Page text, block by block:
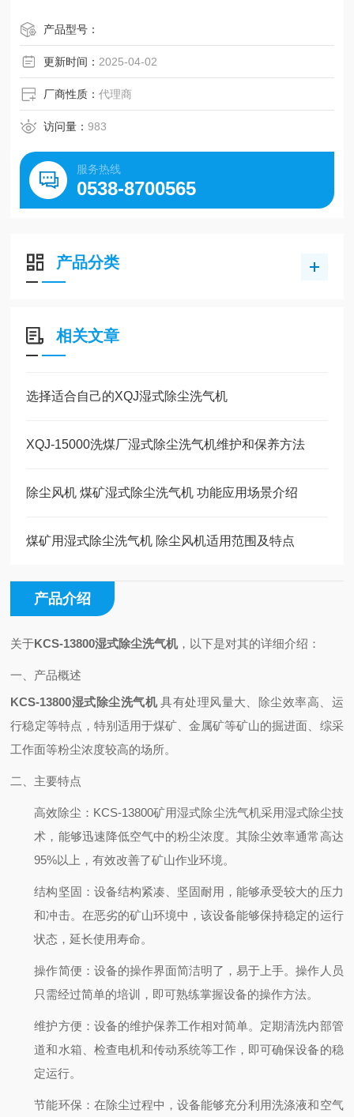
产品型号：
更新时间： 2025-04-02
厂商性质：代理商
访问量：983
服务热线
0538-8700565
产品分类
相关文章
选择适合自己的XQJ湿式除尘洗气机
XQJ-15000洗煤厂湿式除尘洗气机维护和保养方法
除尘风机 煤矿湿式除尘洗气机 功能应用场景介绍
煤矿用湿式除尘洗气机 除尘风机适用范围及特点
产品介绍
关于KCS-13800湿式除尘洗气机，以下是对其的详细介绍：
一、产品概述
KCS-13800湿式除尘洗气机具有处理风量大、除尘效率高、运
行稳定等特点，特别适用于煤矿、金属矿等矿山的掘进面、综采
工作面等粉尘浓度较高的场所。
二、主要特点
高效除尘 ：KCS-13800矿用湿式除尘洗气机采用湿式除尘技
术，能够迅速降低空气中的粉尘浓度。其除尘效率通常高达
95%以上，有效改善了矿山作业环境。
结构坚固 ：设备结构紧凑、坚固耐用，能够承受较大的压力
和冲击。在恶劣的矿山环境中，该设备能够保持稳定的运行
状态，延长使用寿命。
操作简便 ：设备的操作界面简洁明了，易于上手。操作人员
只需经过简单的培训，即可熟练掌握设备的操作方法。
维护方便 ：设备的维护保养工作相对简单。定期清洗内部管
道和水箱、检查电机和传动系统等工作，即可确保设备的稳
定运行。
节能环保 ：在除尘过程中，设备能够充分利用洗涤液和空气